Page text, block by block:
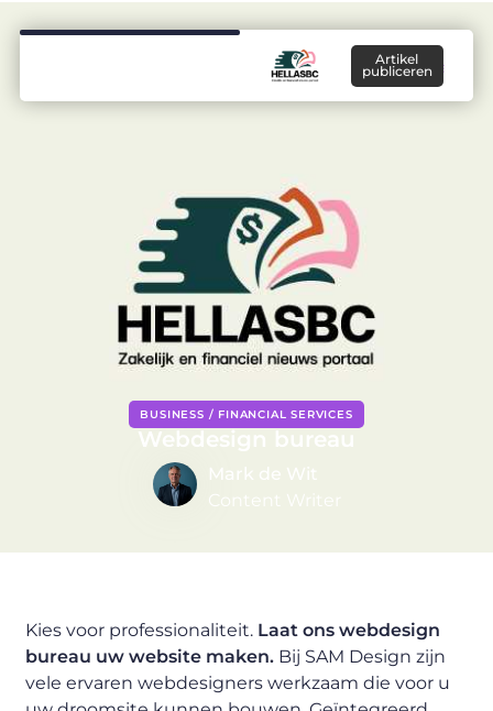
Artikel
publiceren
BUSINESS / FINANCIAL SERVICES
Webdesign bureau
Mark de Wit
Content Writer
Kies voor professionaliteit. Laat ons webdesign
bureau uw website maken. Bij SAM Design zijn
vele ervaren webdesigners werkzaam die voor u